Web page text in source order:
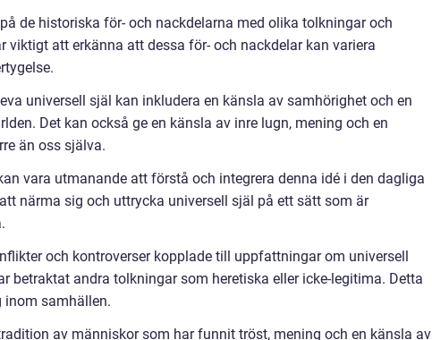
de historiska för- och nackdelarna med olika tolkningar och
viktigt att erkänna att dessa för- och nackdelar kan variera
universell själ kan inkludera en känsla av samhörighet och en
Det kan också ge en känsla av inre lugn, mening och en
än oss själva.
vara utmanande att förstå och integrera denna idé i den dagliga
närma sig och uttrycka universell själ på ett sätt som är
och kontroverser kopplade till uppfattningar om universell
betraktat andra tolkningar som heretiska eller icke-legitima. Detta
inom samhällen.
av människor som har funnit tröst, mening och en känsla av